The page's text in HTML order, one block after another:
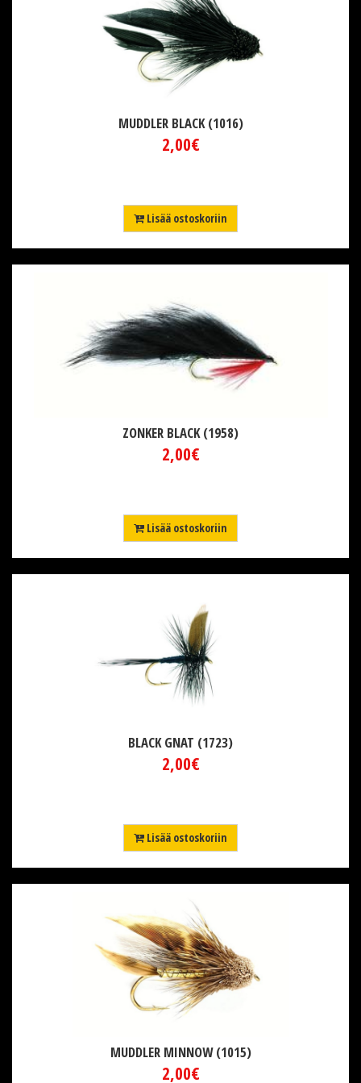
MUDDLER BLACK (1016)
2,00€
Lisää ostoskoriin
ZONKER BLACK (1958)
2,00€
Lisää ostoskoriin
BLACK GNAT (1723)
2,00€
Lisää ostoskoriin
MUDDLER MINNOW (1015)
2,00€